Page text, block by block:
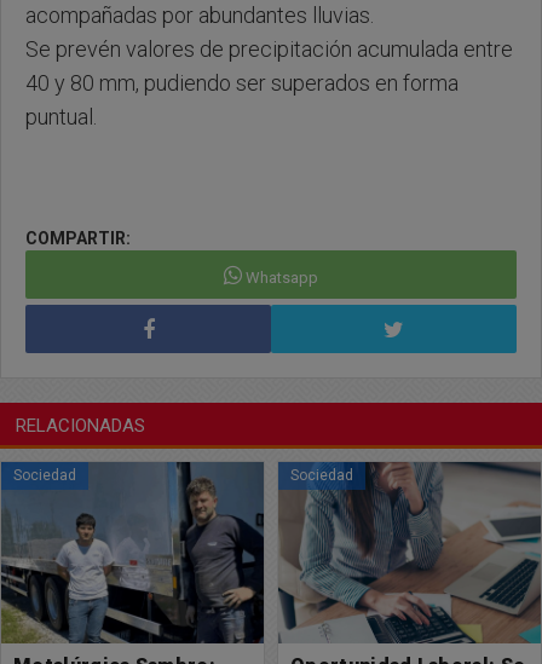
acompañadas por abundantes lluvias.
Se prevén valores de precipitación acumulada entre
40 y 80 mm, pudiendo ser superados en forma
puntual.
COMPARTIR:
Whatsapp
RELACIONADAS
Sociedad Sociedad